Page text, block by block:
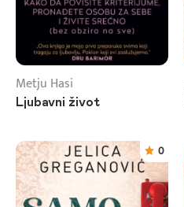
Metju Hasi
Ljubavni život
0